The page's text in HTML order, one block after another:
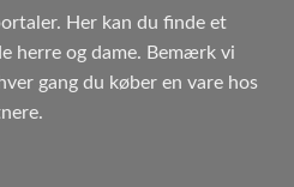
Her kan du finde et
herre og dame. Bemærk vi
gang du køber en vare hos